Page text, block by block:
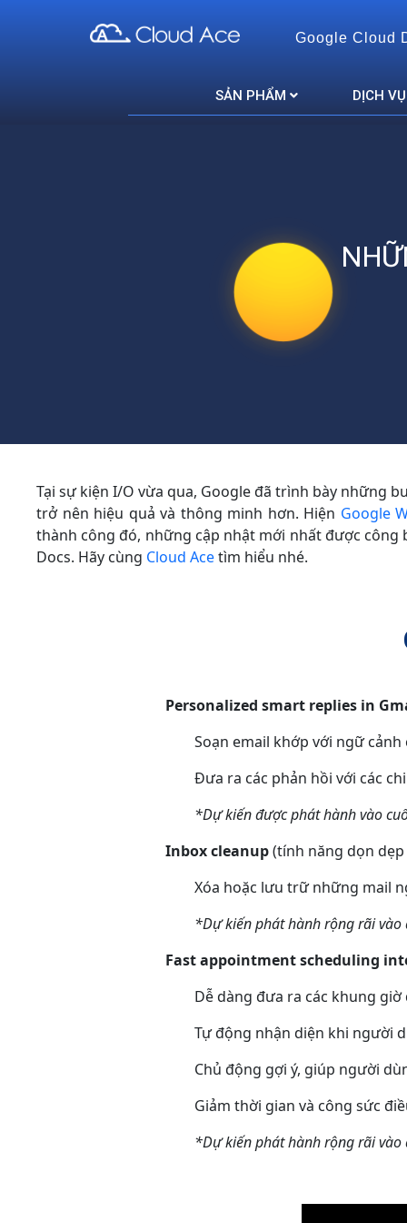
Google Cloud
SẢN PHẨM DỊCH
Tại sự kiện I/O vừa qua, Google đã trình bày những
trở nên hiệu quả và thông minh hơn. Hiện Google
thành công đó, những cập nhật mới nhất được công
Docs. Hãy cùng Cloud Acetìm hiểu nhé.
Personalized smart replies in
Soạn email khớp với ngữ
Đưa ra các phản hồi với các
*Dự kiến được phát hành vào
Inbox cleanup(tính năng dọn
Xóa hoặc lưu trữ những mail
*Dự kiến phát hành rộng rãi vào
Fast appointment scheduling
Dễ dàng đưa ra các khung
Tự động nhận diện khi người
Chủ động gợi ý, giúp người
Giảm thời gian và công sức
*Dự kiến phát hành rộng rãi vào